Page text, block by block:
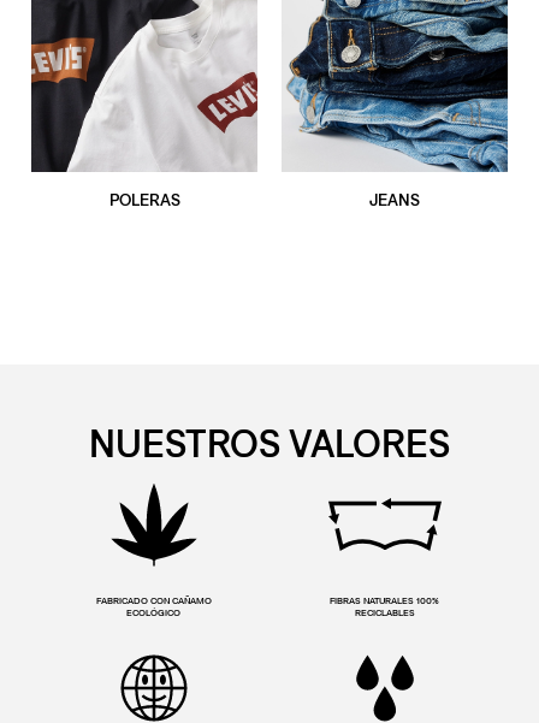
POLERAS JEANS
NUESTROS VALORES
FABRICADO CON CAÑAMO
ECOLÓGICO
FIBRAS NATURALES 100%
RECICLABLES